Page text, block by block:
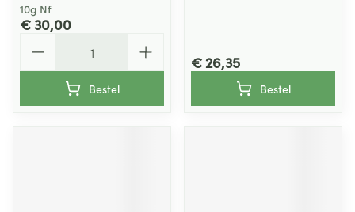
10g Nf
€ 30,00
Bestel
€ 26,35
Bestel